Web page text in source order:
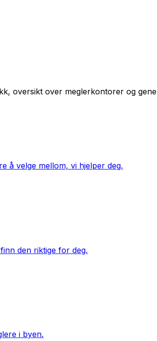
oversikt over meglerkontorer og
å velge mellom, vi hjelper deg.
den riktige for deg.
i byen.